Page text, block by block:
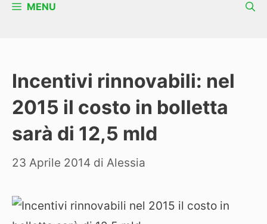
MENU
Incentivi rinnovabili: nel
2015 il costo in bolletta
sarà di 12,5 mld
23 Aprile 2014 di Alessia